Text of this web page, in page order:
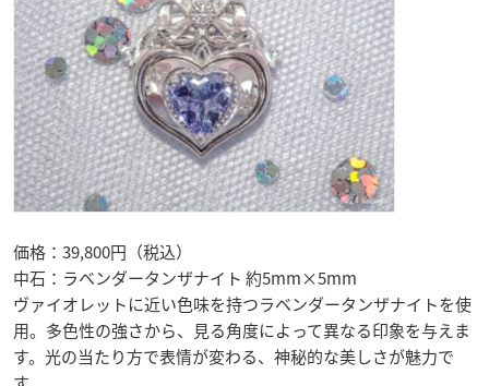
価格：39,800円（税込）
中石：ラベンダータンザナイト 約5mm×5mm
ヴァイオレットに近い色味を持つラベンダータンザナイトを使
用。多色性の強さから、見る角度によって異なる印象を与えま
す。光の当たり方で表情が変わる、神秘的な美しさが魅力で